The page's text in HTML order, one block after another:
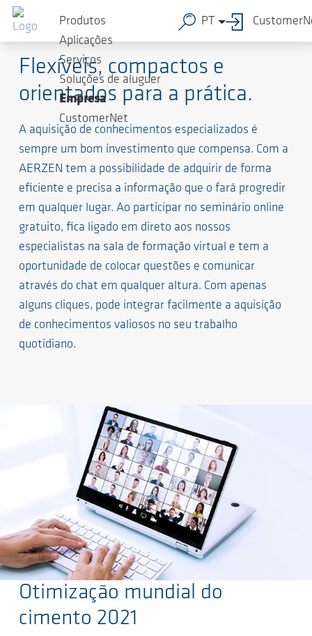
Seminários online AERZEN
Flexíveis, compactos e
orientados para a prática.
A aquisição de conhecimentos especializados é
sempre um bom investimento que compensa. Com a
AERZEN tem a possibilidade de adquirir de forma
eficiente e precisa a informação que o fará progredir
em qualquer lugar. Ao participar no seminário online
gratuito, fica ligado em direto aos nossos
especialistas na sala de formação virtual e tem a
oportunidade de colocar questões e comunicar
através do chat em qualquer altura. Com apenas
alguns cliques, pode integrar facilmente a aquisição
de conhecimentos valiosos no seu trabalho
quotidiano.
Ir para o conteúdo principal
Produtos
Aplicações
Serviços
Soluções de aluguer
Empresa
CustomerNet
PT
Otimização mundial do
cimento 2021